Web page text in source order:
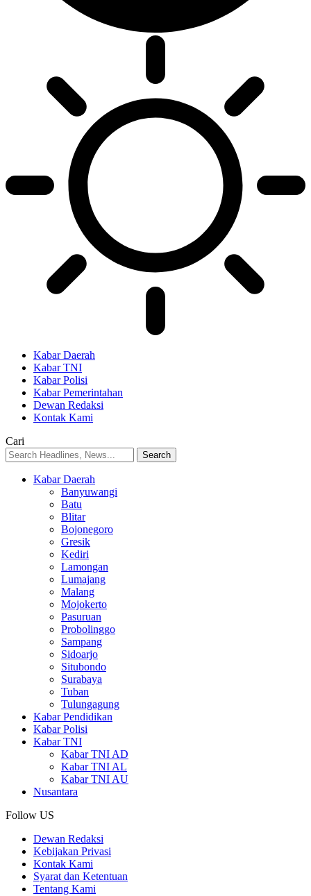
Kabar Daerah
Kabar TNI
Kabar Polisi
Kabar Pemerintahan
Dewan Redaksi
Kontak Kami
Cari
Kabar Daerah
Banyuwangi
Batu
Blitar
Bojonegoro
Gresik
Kediri
Lamongan
Lumajang
Malang
Mojokerto
Pasuruan
Probolinggo
Sampang
Sidoarjo
Situbondo
Surabaya
Tuban
Tulungagung
Kabar Pendidikan
Kabar Polisi
Kabar TNI
Kabar TNI AD
Kabar TNI AL
Kabar TNI AU
Nusantara
Follow US
Dewan Redaksi
Kebijakan Privasi
Kontak Kami
Syarat dan Ketentuan
Tentang Kami